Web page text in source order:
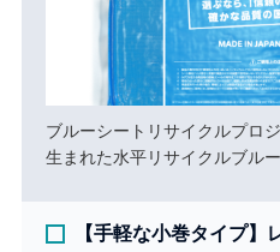
ブルーシートリサイクルプロ
生まれた水平リサイクルブル
【手軽な小巻タイプ】